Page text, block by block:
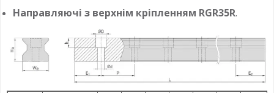
Направляючі з верхнім кріпленням RGR35R.